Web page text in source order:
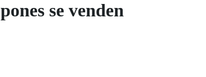
se venden